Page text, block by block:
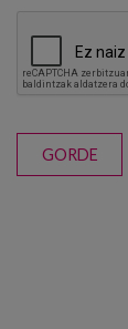
GORDE